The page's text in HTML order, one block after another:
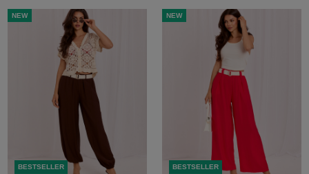
NEW
BESTSELLER
NEW
BESTSELLER